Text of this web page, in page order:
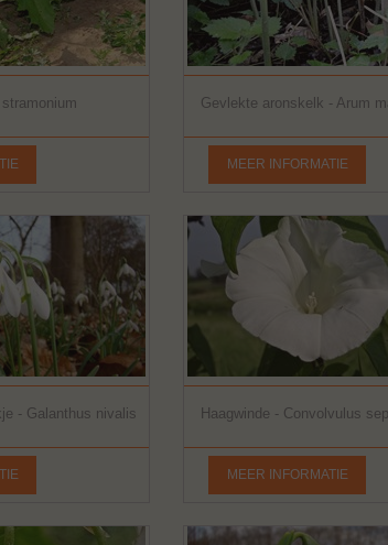
Gevlekte aronskelk - Arum
MEER INFORMATIE
- Galanthus nivalis Haagwinde - Convolvulus
MEER INFORMATIE